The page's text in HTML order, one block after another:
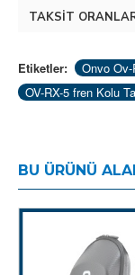
TAKSIT
Etiketler:
Onvo Ov-
OV-RX-5 fren Kolu
BU ÜRÜNÜ